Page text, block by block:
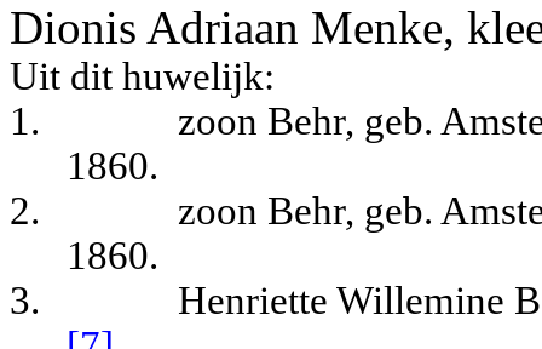
Dionis Adriaan Menke,
Uit dit huwelijk:
1.
zoon Behr, geb.
1860.
2.
zoon Behr, geb.
1860.
3.
Henriette Willemine